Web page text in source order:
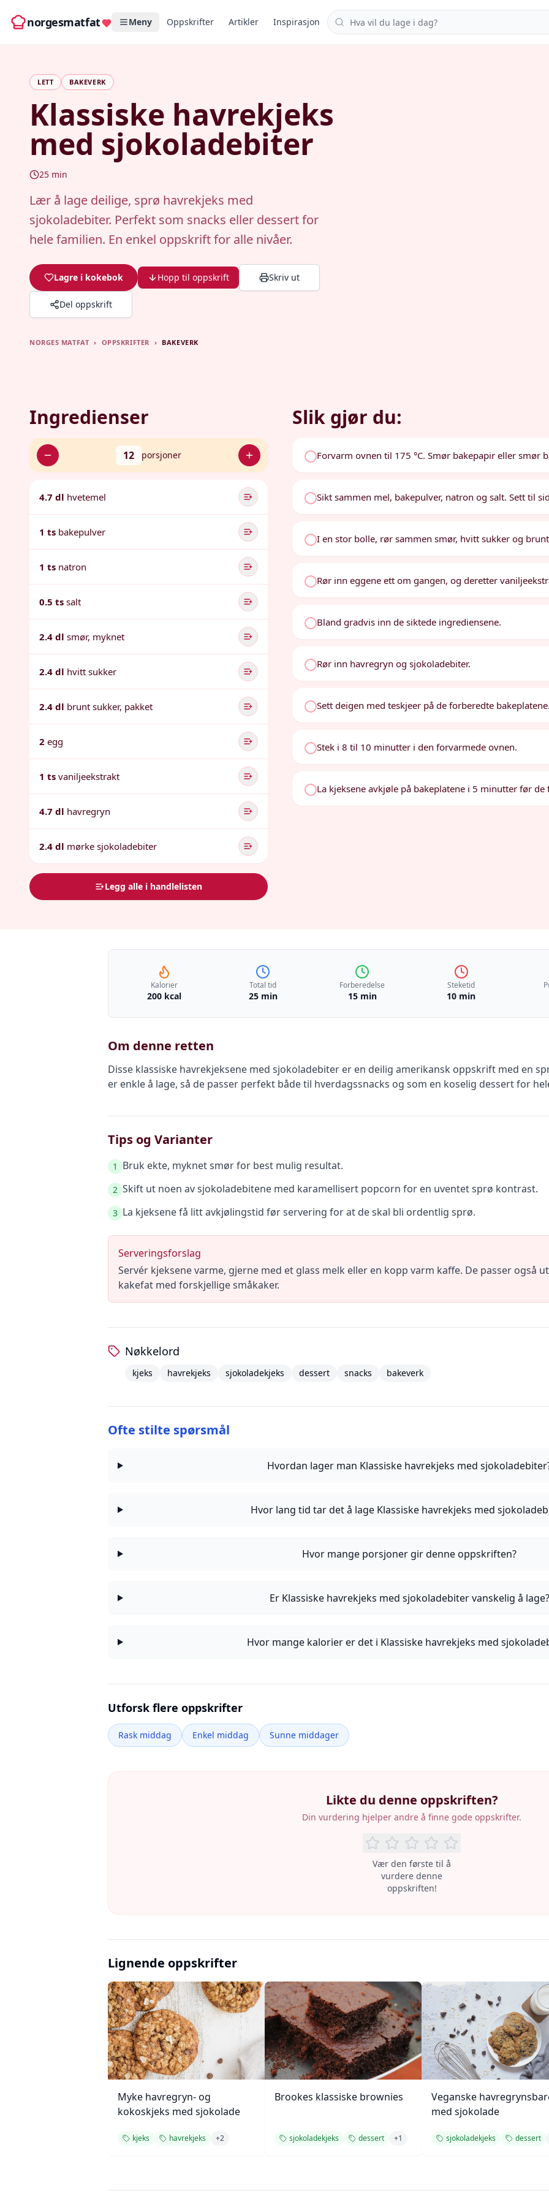
norgesmatfat Meny Oppskrifter Artikler Inspirasjon Søk i oppskrifter
LETT BAKEVERK
Klassiske havrekjeks
med sjokoladebiter
25 min
Lær å lage deilige, sprø havrekjeks med
sjokoladebiter. Perfekt som snacks eller dessert for
hele familien. En enkel oppskrift for alle nivåer.
Lagre i kokebok Hopp til oppskrift Skriv ut
Del oppskrift
NORGES MATFAT › OPPSKRIFTER › BAKEVERK
Ingredienser
12 porsjoner
4.7 dl hvetemel
1 ts bakepulver
1 ts natron
0.5 ts salt
2.4 dl smør, myknet
2.4 dl hvitt sukker
2.4 dl brunt sukker, pakket
2 egg
1 ts vaniljeekstrakt
4.7 dl havregryn
2.4 dl mørke sjokoladebiter
Legg alle i handlelisten
Slik gjør du:
Forvarm ovnen til 175 °C. Smør bakepapir eller smør
Sikt sammen mel, bakepulver, natron og salt. Sett til
I en stor bolle, rør sammen smør, hvitt sukker og
Rør inn eggene ett om gangen, og deretter
Bland gradvis inn de siktede ingrediensene.
Rør inn havregryn og sjokoladebiter.
Sett deigen med teskjeer på de forberedte bakeplatene.
Stek i 8 til 10 minutter i den forvarmede ovnen.
La kjeksene avkjøle på bakeplatene i 5 minutter før
Kalorier
200 kcal
Total tid
25 min
Forberedelse
15 min
Steketid
10 min
Om denne retten
Disse klassiske havrekjeksene med sjokoladebiter er en deilig amerikansk oppskrift med en
er enkle å lage, så de passer perfekt både til hverdagssnacks og som en koselig dessert for
Tips og Varianter
1 Bruk ekte, myknet smør for best mulig resultat.
2 Skift ut noen av sjokoladebitene med karamellisert popcorn for en uventet sprø kontrast.
3 La kjeksene få litt avkjølingstid før servering for at de skal bli ordentlig sprø.
Serveringsforslag
Servér kjeksene varme, gjerne med et glass melk eller en kopp varm kaffe. De passer også
kakefat med forskjellige småkaker.
Nøkkelord
kjeks havrekjeks sjokoladekjeks dessert snacks bakeverk
Ofte stilte spørsmål
Hvordan lager man Klassiske havrekjeks med
Hvor lang tid tar det å lage Klassiske havrekjeks med
Hvor mange porsjoner gir denne oppskriften?
Er Klassiske havrekjeks med sjokoladebiter vanskelig å lage?
Hvor mange kalorier er det i Klassiske havrekjeks med
Utforsk flere oppskrifter
Rask middag Enkel middag Sunne middager
Likte du denne oppskriften?
Din vurdering hjelper andre å finne gode oppskrifter.
Vær den første til å
vurdere denne
oppskriften!
Lignende oppskrifter
Myke havregryn- og
kokoskjeks med sjokolade
kjeks havrekjeks +2
Brookes klassiske brownies
sjokoladekjeks dessert +1
Veganske
med sjokolade
sjokoladekjeks dessert